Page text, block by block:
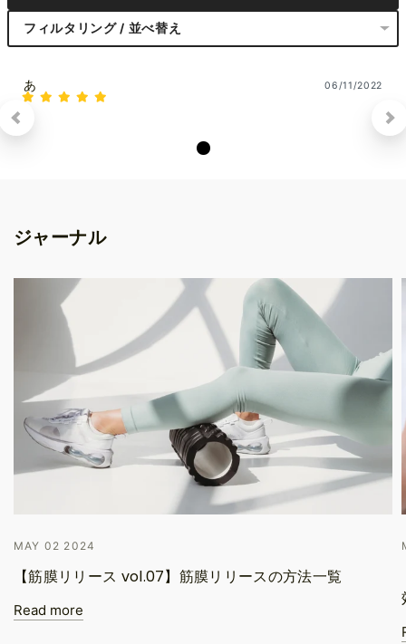
フィルタリング / 並べ替え
あ 06/11/2022
ジャーナル
MAY 02 2024
【筋膜リリース vol.07】筋膜リリースの方法一覧
Read more